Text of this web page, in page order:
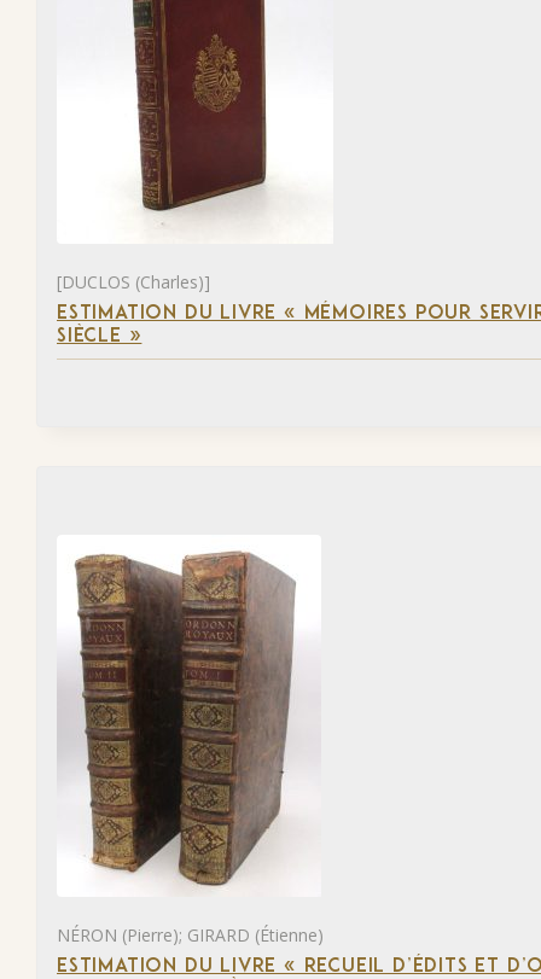
[DUCLOS (Charles)]
ESTIMATION DU LIVRE « MÉMOIRES POUR
SIÈCLE »
NÉRON (Pierre); GIRARD (Étienne)
ESTIMATION DU LIVRE « RECUEIL D’ÉDITS ET